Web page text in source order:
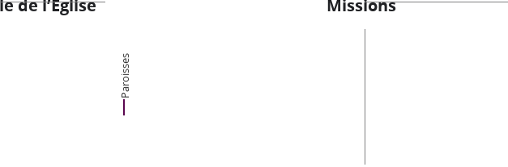
de l’Église
Paroisses
Missions